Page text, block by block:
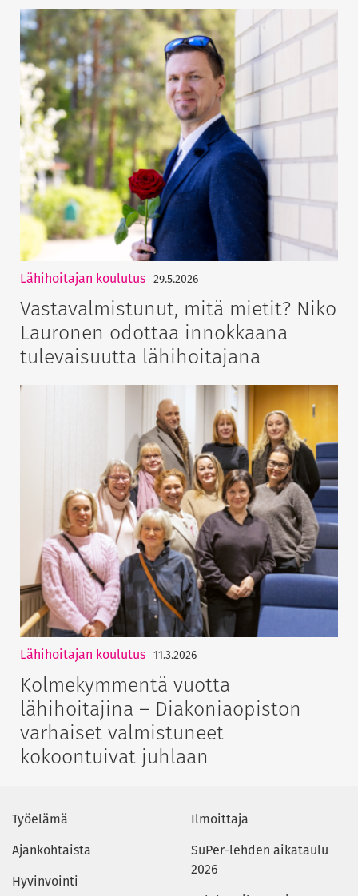
Lähihoitajan koulutus 29.5.2026
Vastavalmistunut, mitä mietit? Niko
Lauronen odottaa innokkaana
tulevaisuutta lähihoitajana
Lähihoitajan koulutus 11.3.2026
Kolmekymmentä vuotta
lähihoitajina – Diakoniaopiston
varhaiset valmistuneet
kokoontuivat juhlaan
Työelämä
Ajankohtaista
Hyvinvointi
Ilmoittaja
SuPer-lehden aikataulu
2026